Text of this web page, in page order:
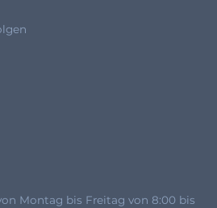
Montag bis Freitag von 8:00 bis